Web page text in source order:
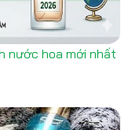
nước hoa mới nhất